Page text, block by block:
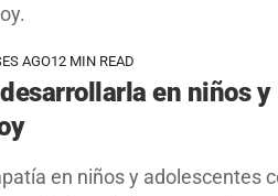
AGO12 MIN READ
en niños y
en niños y adolescentes